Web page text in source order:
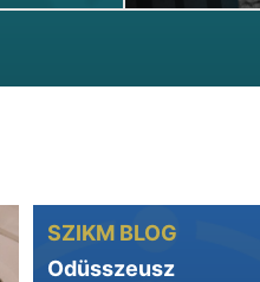
SZIKM BLOG
Odüsszeusz